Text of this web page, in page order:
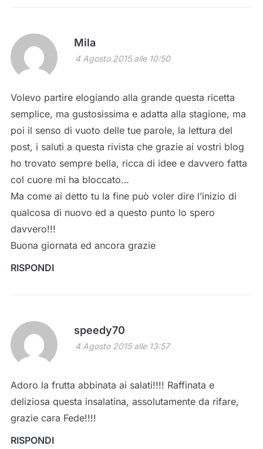
Mila
4 Agosto 2015 alle 10:50
Volevo partire elogiando alla grande questa ricetta
semplice, ma gustosissima e adatta alla stagione, ma
poi il senso di vuoto delle tue parole, la lettura del
post, i saluti a questa rivista che grazie ai vostri blog
ho trovato sempre bella, ricca di idee e davvero fatta
col cuore mi ha bloccato…
Ma come ai detto tu la fine può voler dire l’inizio di
qualcosa di nuovo ed a questo punto lo spero
davvero!!!
Buona giornata ed ancora grazie
RISPONDI
speedy70
4 Agosto 2015 alle 13:57
Adoro la frutta abbinata ai salati!!!! Raffinata e
deliziosa questa insalatina, assolutamente da rifare,
grazie cara Fede!!!!
RISPONDI